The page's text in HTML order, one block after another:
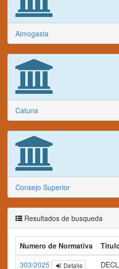
Aimogasta
Catuna
Consejo Superior
Resultados de busqueda
Numero de Normativa
303/2025
Detalle